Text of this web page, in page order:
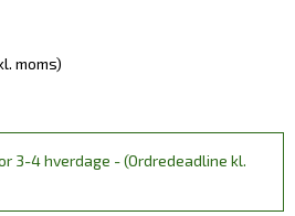
moms)
3-4 hverdage - (Ordredeadline kl.